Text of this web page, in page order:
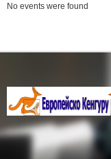
No events were found